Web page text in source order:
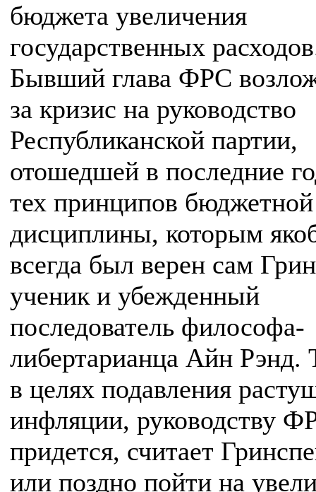
бюджета увеличения
государственных
Бывший глава ФРС
за кризис на руководство
Республиканской партии,
отошедшей в последние
тех принципов бюджетной
дисциплины, которым
всегда был верен сам
ученик и убежденный
последователь философа-
либертарианца Айн Рэнд.
в целях подавления
инфляции, руководству
придется, считает
или поздно пойти на